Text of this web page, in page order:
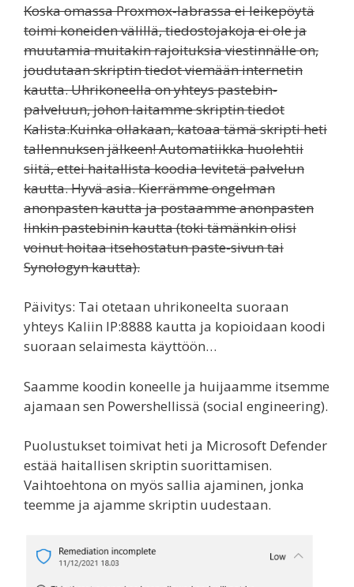
Koska omassa Proxmox-labrassa ei leikepöytä
toimi koneiden välillä, tiedostojakoja ei ole ja
muutamia muitakin rajoituksia viestinnälle on,
joudutaan skriptin tiedot viemään internetin
kautta. Uhrikoneella on yhteys pastebin-
palveluun, johon laitamme skriptin tiedot
Kalista.Kuinka ollakaan, katoaa tämä skripti heti
tallennuksen jälkeen! Automatiikka huolehtii
siitä, ettei haitallista koodia levitetä palvelun
kautta. Hyvä asia. Kierrämme ongelman
anonpasten kautta ja postaamme anonpasten
linkin pastebinin kautta (toki tämänkin olisi
voinut hoitaa itsehostatun paste-sivun tai
Synologyn kautta).
Päivitys: Tai otetaan uhrikoneelta suoraan
yhteys Kaliin IP:8888 kautta ja kopioidaan koodi
suoraan selaimesta käyttöön…
Saamme koodin koneelle ja huijaamme itsemme
ajamaan sen Powershellissä (social engineering).
Puolustukset toimivat heti ja Microsoft Defender
estää haitallisen skriptin suorittamisen.
Vaihtoehtona on myös sallia ajaminen, jonka
teemme ja ajamme skriptin uudestaan.